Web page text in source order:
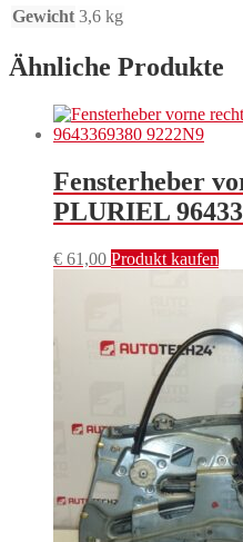
Gewicht 3,6 kg
Ähnliche Produkte
Fensterheber
PLURIEL
€ 61,00 Produkt kaufen